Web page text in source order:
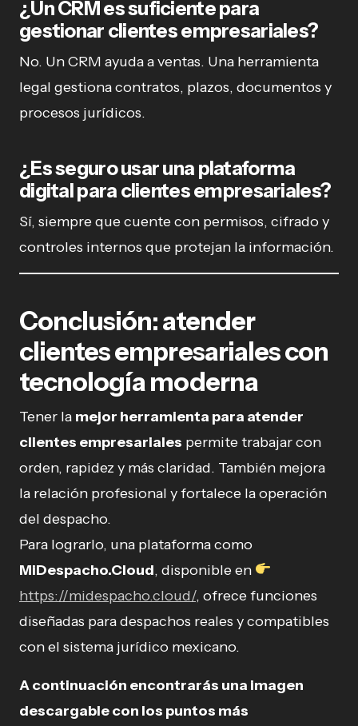
¿Un CRM es suficiente para
gestionar clientes empresariales?
No. Un CRM ayuda a ventas. Una herramienta
legal gestiona contratos, plazos, documentos y
procesos jurídicos.
¿Es seguro usar una plataforma
digital para clientes empresariales?
Sí, siempre que cuente con permisos, cifrado y
controles internos que protejan la información.
Conclusión: atender
clientes empresariales con
tecnología moderna
Tener la mejor herramienta para atender
clientes empresariales permite trabajar con
orden, rapidez y más claridad. También mejora
la relación profesional y fortalece la operación
del despacho.
Para lograrlo, una plataforma como
MiDespacho.Cloud, disponible en
https://midespacho.cloud/, ofrece funciones
diseñadas para despachos reales y compatibles
con el sistema jurídico mexicano.
A continuación encontrarás una imagen
descargable con los puntos más